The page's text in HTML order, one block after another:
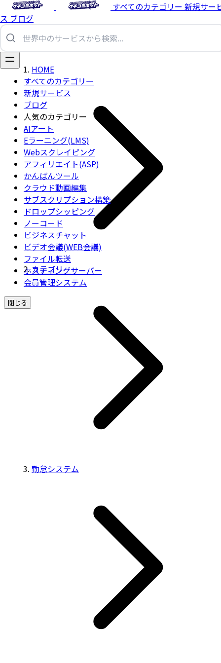
すべてのカテゴリー 新規サー
ス ブログ
すべてのカテゴリー
新規サービス
ブログ
人気のカテゴリー
AIアート
Eラーニング(LMS)
Webスクレイピング
アフィリエイト(ASP)
かんばんツール
クラウド動画編集
サブスクリプション構築
ドロップシッピング
ノーコード
ビジネスチャット
ビデオ会議(WEB会議)
ファイル転送
ホスティングサーバー
会員管理システム
閉じる
HOME
カテゴリー
勤怠システム